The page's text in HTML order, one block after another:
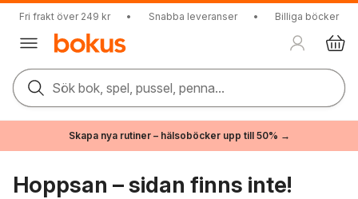
Fri frakt över 249 kr • Snabba leveranser • Billiga böcker
Sök bok, spel, pussel, penna...
Skapa nya rutiner – hälsoböcker upp till 50% →
Hoppsan – sidan finns inte!